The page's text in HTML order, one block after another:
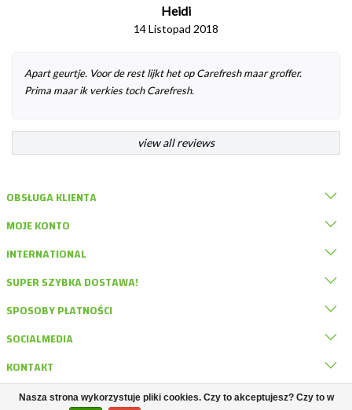
Heidi
14 Listopad 2018
Apart geurtje. Voor de rest lijkt het op Carefresh maar groffer.
Prima maar ik verkies toch Carefresh.
view all reviews
OBSŁUGA KLIENTA
MOJE KONTO
INTERNATIONAL
SUPER SZYBKA DOSTAWA!
SPOSOBY PŁATNOŚCI
SOCIALMEDIA
KONTAKT
Nasza strona wykorzystuje pliki cookies. Czy to akceptujesz? Czy to w